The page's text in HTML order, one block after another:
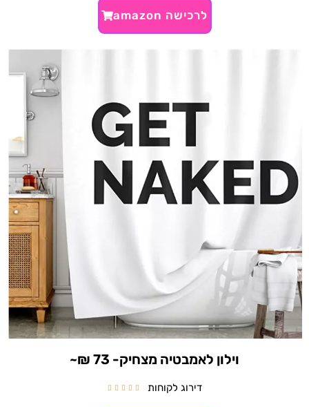
לרכישה amazon
וילון לאמבטיה מצחיק- 73 ₪~
דירוג לקוחות 



